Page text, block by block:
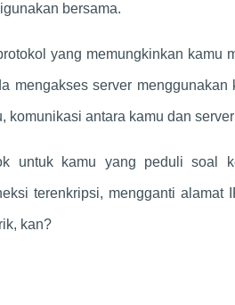
bersama.
yang memungkinkan kamu
mengakses server
komunikasi antara kamu dan
untuk kamu yang peduli soal
terenkripsi, mengganti alamat
kan?